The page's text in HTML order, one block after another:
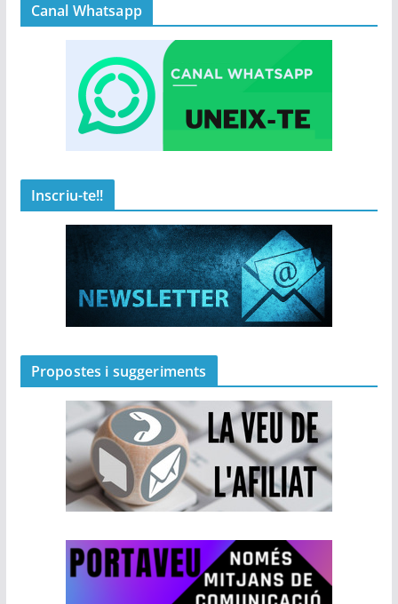
Canal Whatsapp
Inscriu-te!!
Propostes i suggeriments